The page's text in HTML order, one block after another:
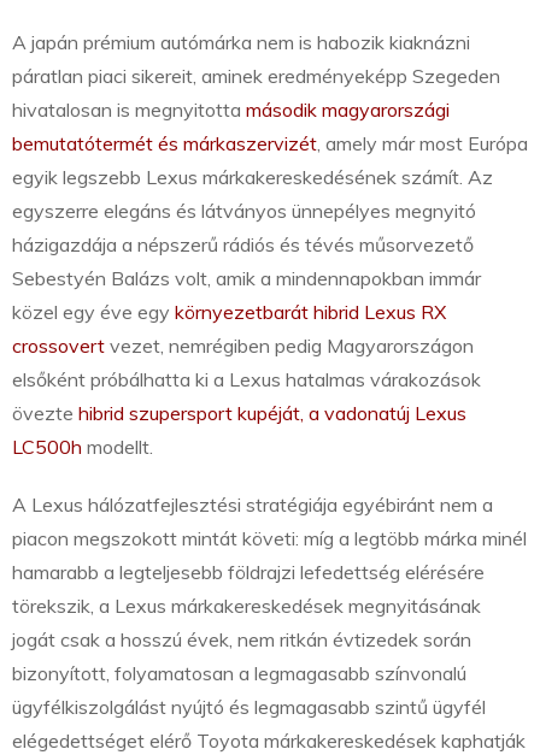
A japán prémium autómárka nem is habozik kiaknázni
páratlan piaci sikereit, aminek eredményeképp Szegeden
hivatalosan is megnyitotta második magyarországi
bemutatótermét és márkaszervizét, amely már most Európa
egyik legszebb Lexus márkakereskedésének számít. Az
egyszerre elegáns és látványos ünnepélyes megnyitó
házigazdája a népszerű rádiós és tévés műsorvezető
Sebestyén Balázs volt, amik a mindennapokban immár
közel egy éve egy környezetbarát hibrid Lexus RX
crossovert vezet, nemrégiben pedig Magyarországon
elsőként próbálhatta ki a Lexus hatalmas várakozások
övezte hibrid szupersport kupéját, a vadonatúj Lexus
LC500h modellt.
A Lexus hálózatfejlesztési stratégiája egyébiránt nem a
piacon megszokott mintát követi: míg a legtöbb márka minél
hamarabb a legteljesebb földrajzi lefedettség elérésére
törekszik, a Lexus márkakereskedések megnyitásának
jogát csak a hosszú évek, nem ritkán évtizedek során
bizonyított, folyamatosan a legmagasabb színvonalú
ügyfélkiszolgálást nyújtó és legmagasabb szintű ügyfél
elégedettséget elérő Toyota márkakereskedések kaphatják